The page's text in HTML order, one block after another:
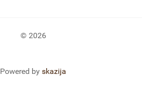
© 2026
Powered by skazija